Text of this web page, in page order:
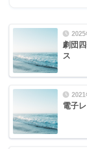
2025
劇団
ス
2021
電子